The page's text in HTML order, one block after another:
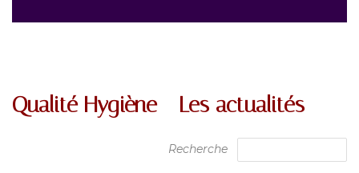
Qualité Hygiène - Les actualités
Recherche